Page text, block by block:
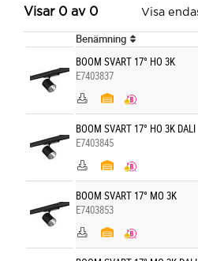
Visar 0 av 0 Visa
Benämning
BOOM SVART 17° HO 3K
E7403837
BOOM SVART 17° HO 3K DALI
E7403845
BOOM SVART 17° MO 3K
E7403853